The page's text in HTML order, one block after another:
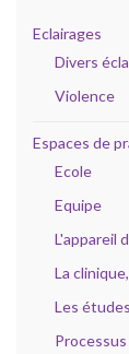
Eclairages
Divers
Violence
Espaces de
Ecole
Equipe
L'appareil
La
Les